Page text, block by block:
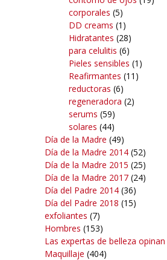
corporales (5)
DD creams (1)
Hidratantes (28)
para celulitis (6)
Pieles sensibles (1)
Reafirmantes (11)
reductoras (6)
regeneradora (2)
serums (59)
solares (44)
Día de la Madre (49)
Día de la Madre 2014 (52)
Día de la Madre 2015 (25)
Día de la Madre 2017 (24)
Día del Padre 2014 (36)
Día del Padre 2018 (15)
exfoliantes (7)
Hombres (153)
Las expertas de belleza opinan
Maquillaje (404)